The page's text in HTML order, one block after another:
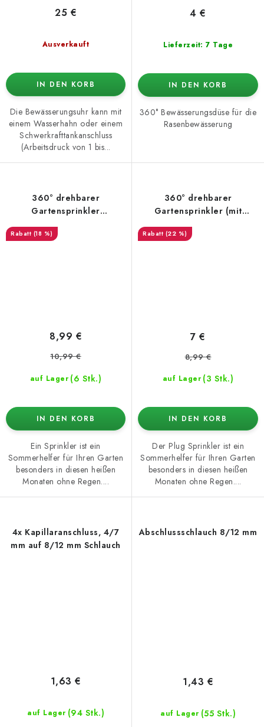
Ausverkauft
25 €
IN DEN KORB
Die Bewässerungsuhr kann mit
einem Wasserhahn oder einem
Schwerkrafttankanschluss
(Arbeitsdruck von 1 bis...
Lieferzeit: 7 Tage
4 €
IN DEN KORB
360° Bewässerungsdüse für die
Rasenbewässerung
360° drehbarer
Gartensprinkler
(beweglich)
(18 %)
auf Lager (6 Stk.)
8,99 €
10,99 €
IN DEN KORB
Ein Sprinkler ist ein
Sommerhelfer für Ihren Garten
besonders in diesen heißen
Monaten ohne Regen....
360° drehbarer
Gartensprinkler (mit
Erdspieß)
(22 %)
auf Lager (3 Stk.)
7 €
8,99 €
IN DEN KORB
Der Plug Sprinkler ist ein
Sommerhelfer für Ihren Garten
besonders in diesen heißen
Monaten ohne Regen....
4x Kapillaranschluss, 4/7
mm auf 8/12 mm Schlauch
auf Lager (94 Stk.)
1,63 €
Abschlussschlauch 8/12 mm
auf Lager (55 Stk.)
1,43 €